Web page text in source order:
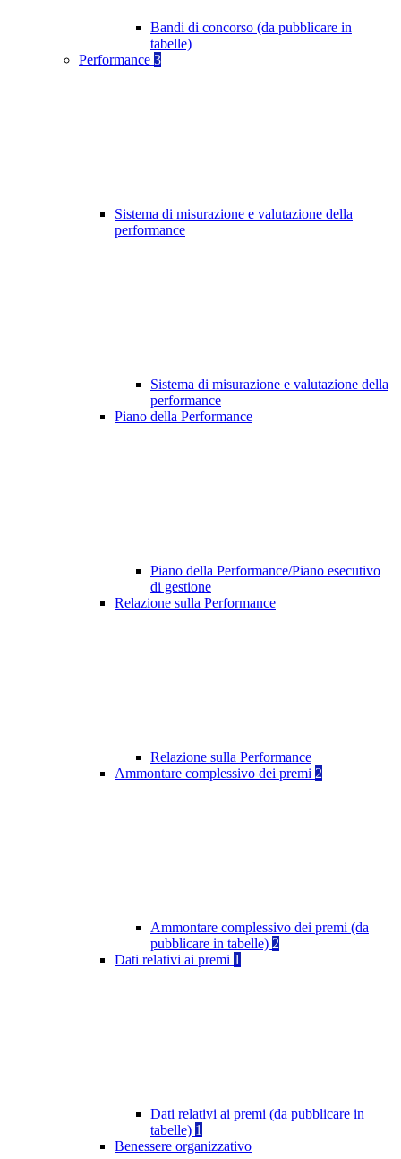
Bandi di concorso (da pubblicare in
tabelle)
Performance 3
Sistema di misurazione e valutazione della
performance
Sistema di misurazione e valutazione della
performance
Piano della Performance
Piano della Performance/Piano esecutivo
di gestione
Relazione sulla Performance
Relazione sulla Performance
Ammontare complessivo dei premi 2
Ammontare complessivo dei premi (da
pubblicare in tabelle) 2
Dati relativi ai premi 1
Dati relativi ai premi (da pubblicare in
tabelle) 1
Benessere organizzativo